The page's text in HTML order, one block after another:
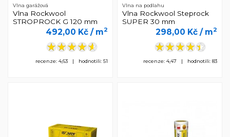
Vlna garážová
Vlna Rockwool
STROPROCK G 120 mm
492,00 Kč / m2
recenze: 4,63 | hodnotili: 51
Vlna na podlahu
Vlna Rockwool Steprock
SUPER 30 mm
298,00 Kč / m2
recenze: 4,47 | hodnotili: 83